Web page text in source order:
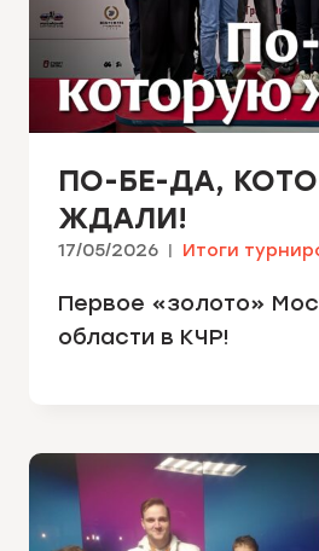
ПО-БЕ-ДА,
ЖДАЛИ!
17/05/2026 Итоги
Первое «золото»
области в КЧР!